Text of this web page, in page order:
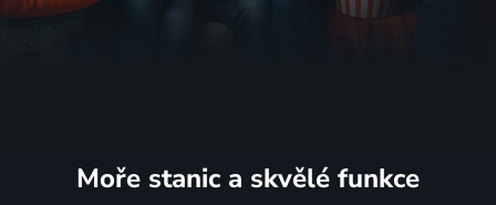
Moře stanic a skvělé funkce